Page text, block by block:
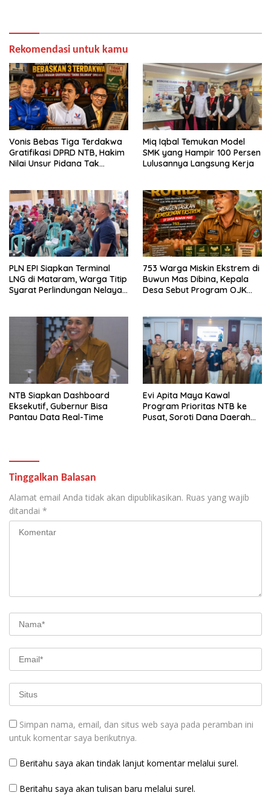
Rekomendasi untuk kamu
Vonis Bebas Tiga Terdakwa
Gratifikasi DPRD NTB, Hakim
Nilai Unsur Pidana Tak
Miq Iqbal Temukan Model
SMK yang Hampir 100 Persen
Lulusannya Langsung Kerja
PLN EPI Siapkan Terminal
LNG di Mataram, Warga Titip
Syarat Perlindungan Nelayan
753 Warga Miskin Ekstrem di
Buwun Mas Dibina, Kepala
Desa Sebut Program OJK
NTB Siapkan Dashboard
Eksekutif, Gubernur Bisa
Pantau Data Real-Time
Evi Apita Maya Kawal
Program Prioritas NTB ke
Pusat, Soroti Dana Daerah
Tinggalkan Balasan
Alamat email Anda tidak akan dipublikasikan. Ruas yang wajib
ditandai *
Simpan nama, email, dan situs web saya pada peramban ini
untuk komentar saya berikutnya.
Beritahu saya akan tindak lanjut komentar melalui surel.
Beritahu saya akan tulisan baru melalui surel.